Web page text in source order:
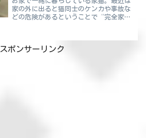
家の外に出ると猫同士のケンカや事故な
どの危険があるということで“完全家
えているというわけです。『最近水を飲
んでいるところを見ていないよ...
スポンサーリンク